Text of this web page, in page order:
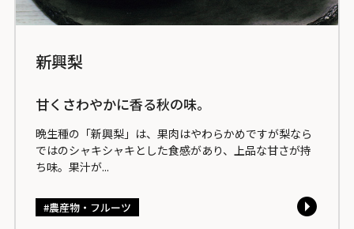
新興梨
甘くさわやかに香る秋の味。
晩生種の「新興梨」は、果肉はやわらかめですが梨なら
ではのシャキシャキとした食感があり、上品な甘さが持
ち味。果汁が...
農産物・フルーツ